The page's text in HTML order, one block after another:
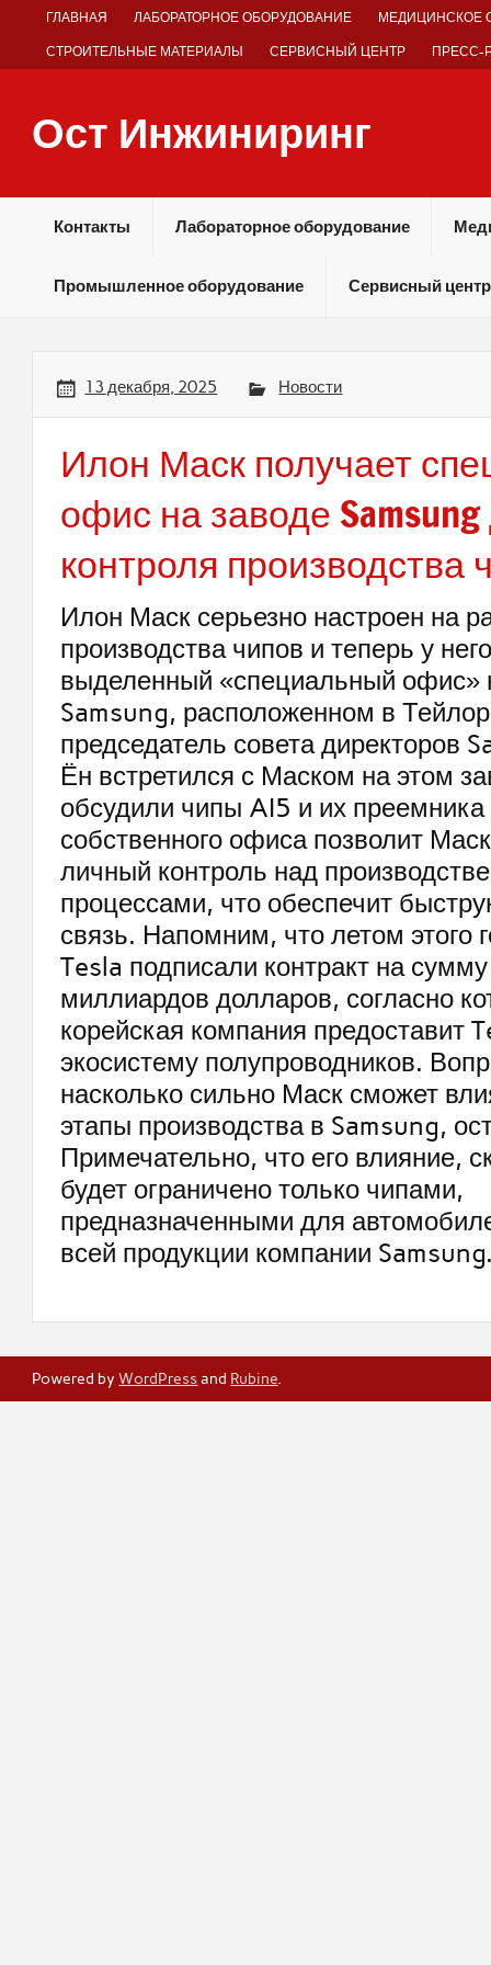
ГЛАВНАЯ ЛАБОРАТОРНОЕ ОБОРУДОВАНИЕ МЕДИЦИНСКОЕ
СТРОИТЕЛЬНЫЕ МАТЕРИАЛЫ СЕРВИСНЫЙ ЦЕНТР ПРЕСС-
Ост Инжиниринг
Контакты Лабораторное оборудование
Промышленное оборудование Сервисный центр
13 декабря, 2025 Новости
Илон Маск получает
офис на заводе
контроля производства
Илон Маск серьезно настроен на
производства чипов и теперь у
выделенный «специальный офис»
Samsung, расположенном в
председатель совета директоров
Ён встретился с Маском на этом
обсудили чипы AI5 и их
собственного офиса позволит
личный контроль над
процессами, что обеспечит
связь. Напомним, что летом этого
Tesla подписали контракт на
миллиардов долларов, согласно
корейская компания предоставит
экосистему полупроводников.
насколько сильно Маск сможет
этапы производства в Samsung,
Примечательно, что его влияние,
будет ограничено только чипами,
предназначенными для
всей продукции компании
Powered byWordPressand Rubine